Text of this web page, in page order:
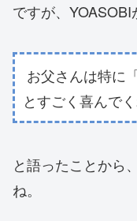
ですが、
お父さんは特に
とすごく喜んで
と語ったことから
ね。